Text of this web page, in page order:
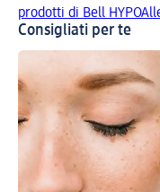
prodotti di Bell
Consigliati per te